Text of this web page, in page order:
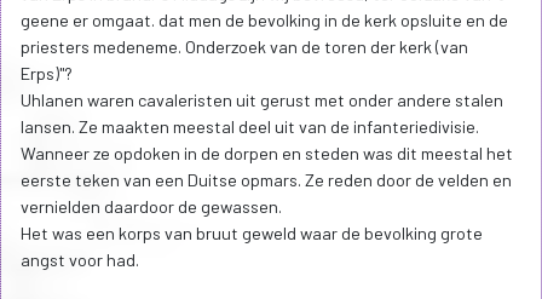
geene er omgaat. dat men de bevolking in de kerk opsluite en de
priesters medeneme. Onderzoek van de toren der kerk (van
Erps)"?
Uhlanen waren cavaleristen uit gerust met onder andere stalen
lansen. Ze maakten meestal deel uit van de infanteriedivisie.
Wanneer ze opdoken in de dorpen en steden was dit meestal het
eerste teken van een Duitse opmars. Ze reden door de velden en
vernielden daardoor de gewassen.
Het was een korps van bruut geweld waar de bevolking grote
angst voor had.